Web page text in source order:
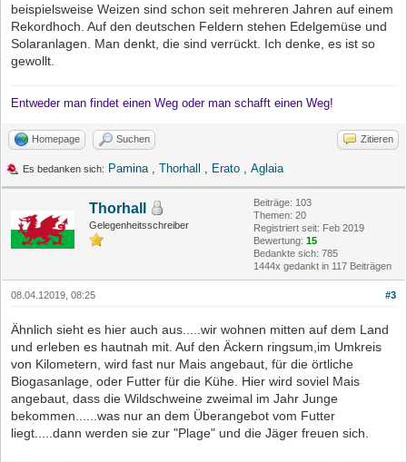
beispielsweise Weizen sind schon seit mehreren Jahren auf einem
Rekordhoch. Auf den deutschen Feldern stehen Edelgemüse und
Solaranlagen. Man denkt, die sind verrückt. Ich denke, es ist so
gewollt.
Entweder man findet einen Weg oder man schafft einen Weg!
Homepage Suchen Zitieren
Es bedanken sich: Pamina Thorhall Erato Aglaia
Thorhall
Gelegenheitsschreiber
Beiträge: 103
Themen: 20
Registriert seit: Feb 2019
Bewertung: 15
Bedankte sich: 785
1444x gedankt in 117 Beiträgen
#3
08.04.12019, 08:25
Ähnlich sieht es hier auch aus.....wir wohnen mitten auf dem Land
und erleben es hautnah mit. Auf den Äckern ringsum,im Umkreis
von Kilometern, wird fast nur Mais angebaut, für die örtliche
Biogasanlage, oder Futter für die Kühe. Hier wird soviel Mais
angebaut, dass die Wildschweine zweimal im Jahr Junge
bekommen......was nur an dem Überangebot vom Futter
liegt.....dann werden sie zur "Plage" und die Jäger freuen sich.